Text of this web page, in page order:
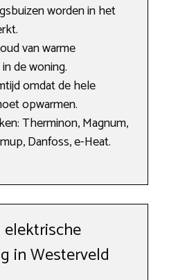
worden in het
van warme
de woning.
omdat de hele
opwarmen.
Therminon, Magnum,
Danfoss, e-Heat.
elektrische
in Westerveld